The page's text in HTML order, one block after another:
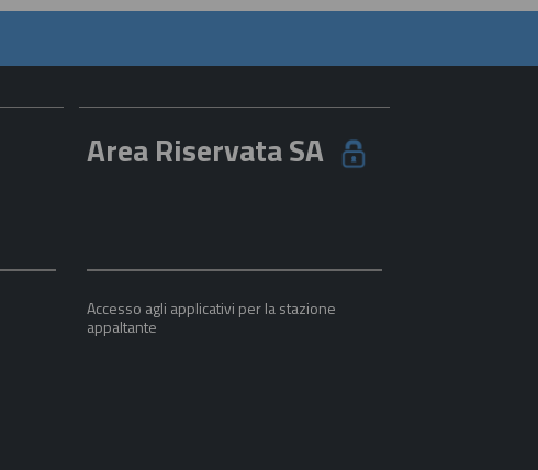
Area Riservata SA
Accesso agli applicativi per la stazione
appaltante